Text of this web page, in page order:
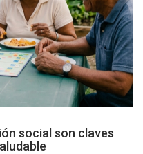
social son claves